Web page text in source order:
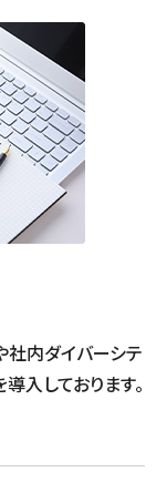
社内ダイバーシテ
入しております。